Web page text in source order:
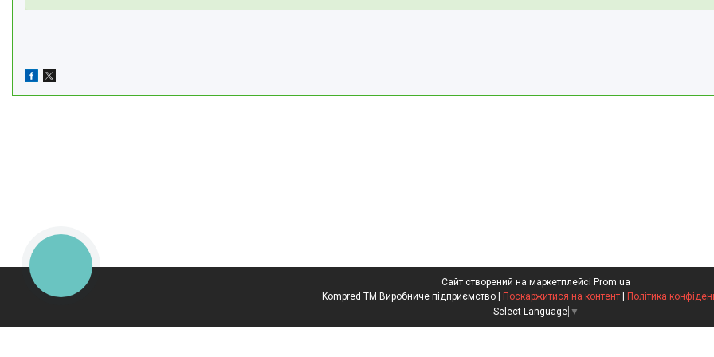
Сайт створений на маркетплейсі Prom.ua
Kompred TM Виробниче підприємство | Поскаржитися на контент | Політика
Select Language ▼